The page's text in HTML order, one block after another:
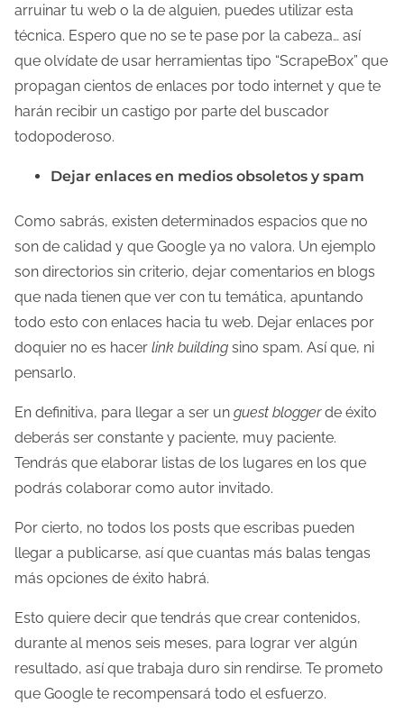
arruinar tu web o la de alguien, puedes utilizar esta
técnica. Espero que no se te pase por la cabeza… así
que olvídate de usar herramientas tipo “ScrapeBox” que
propagan cientos de enlaces por todo internet y que te
harán recibir un castigo por parte del buscador
todopoderoso.
Dejar enlaces en medios obsoletos y spam
Como sabrás, existen determinados espacios que no
son de calidad y que Google ya no valora. Un ejemplo
son directorios sin criterio, dejar comentarios en blogs
que nada tienen que ver con tu temática, apuntando
todo esto con enlaces hacia tu web. Dejar enlaces por
doquier no es hacer link building sino spam. Así que, ni
pensarlo.
En definitiva, para llegar a ser un guest bloggerde éxito
deberás ser constante y paciente, muy paciente.
Tendrás que elaborar listas de los lugares en los que
podrás colaborar como autor invitado.
Por cierto, no todos los posts que escribas pueden
llegar a publicarse, así que cuantas más balas tengas
más opciones de éxito habrá.
Esto quiere decir que tendrás que crear contenidos,
durante al menos seis meses, para lograr ver algún
resultado, así que trabaja duro sin rendirse. Te prometo
que Google te recompensará todo el esfuerzo.